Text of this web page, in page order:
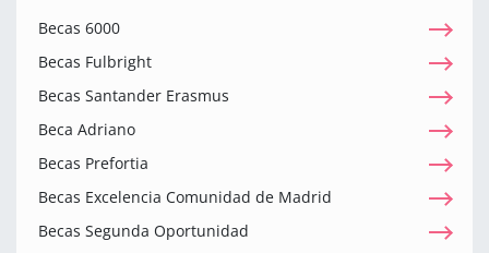
Becas 6000
Becas Fulbright
Becas Santander Erasmus
Beca Adriano
Becas Prefortia
Becas Excelencia Comunidad de Madrid
Becas Segunda Oportunidad